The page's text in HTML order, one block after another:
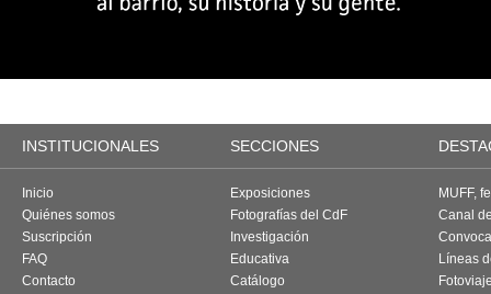
INSTITUCIONALES SECCIONES
Inicio
Quiénes somos
Suscripción
FAQ
Contacto
Exposiciones
Fotografías del CdF
Investigación
Educativa
Catálogo
MUFF,
Canal
Líneas